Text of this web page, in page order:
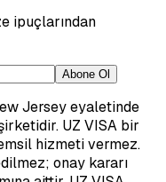
ipuçlarından
Abone Ol
Jersey eyaletinde
UZ VISA bir
hizmeti vermez.
onay kararı